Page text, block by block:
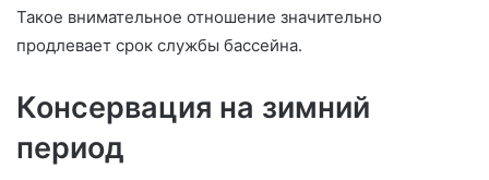
Такое внимательное отношение значительно
продлевает срок службы бассейна.
Консервация на зимний
период